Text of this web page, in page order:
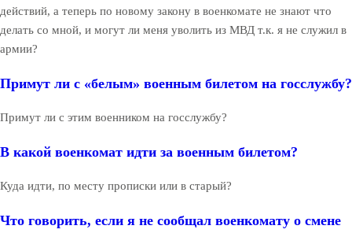
действий, а теперь по новому закону в военкомате не знают что
делать со мной, и могут ли меня уволить из МВД т.к. я не служил в
армии?
Примут ли с «белым» военным билетом на госслужбу?
Примут ли с этим военником на госслужбу?
В какой военкомат идти за военным билетом?
Куда идти, по месту прописки или в старый?
Что говорить, если я не сообщал военкомату о смене